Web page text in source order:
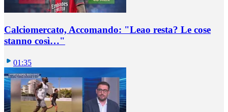
Calciomercato, Accomando: "Leao resta? Le cose
stanno così…"
01:35